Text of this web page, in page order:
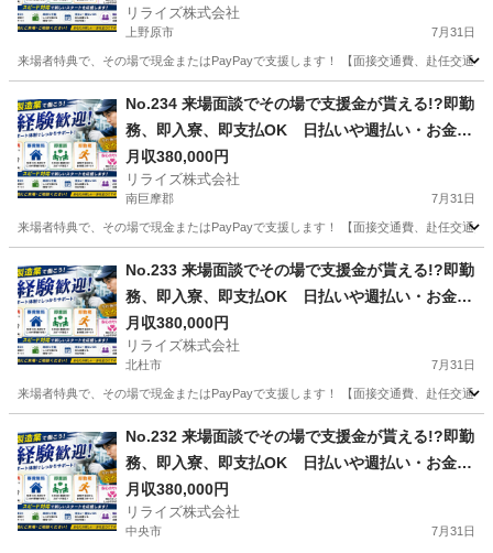
部品の製造・加工のお仕事♪
リライズ株式会社
上野原市 7月31日
来場者特典で、その場で現金またはPayPayで支援します！ 【面接交通費、赴任交通
業務
No.234 来場面談でその場で支援金が貰える!?即勤
務、即入寮、即支払OK 日払いや週払い・お金住
む場所に困ってる方必見の案件です！簡単な電子
部品の製造・加工のお仕事♪
月収380,000円
リライズ株式会社
南巨摩郡 7月31日
来場者特典で、その場で現金またはPayPayで支援します！ 【面接交通費、赴任交通
No.233 来場面談でその場で支援金が貰える!?即勤
務、即入寮、即支払OK 日払いや週払い・お金住
む場所に困ってる方必見の案件です！簡単な電子
部品の製造・加工のお仕事♪
月収380,000円
リライズ株式会社
北杜市 7月31日
来場者特典で、その場で現金またはPayPayで支援します！ 【面接交通費、赴任交通
No.232 来場面談でその場で支援金が貰える!?即勤
務、即入寮、即支払OK 日払いや週払い・お金住
む場所に困ってる方必見の案件です！簡単な電子
部品の製造・加工のお仕事♪
月収380,000円
リライズ株式会社
中央市 7月31日